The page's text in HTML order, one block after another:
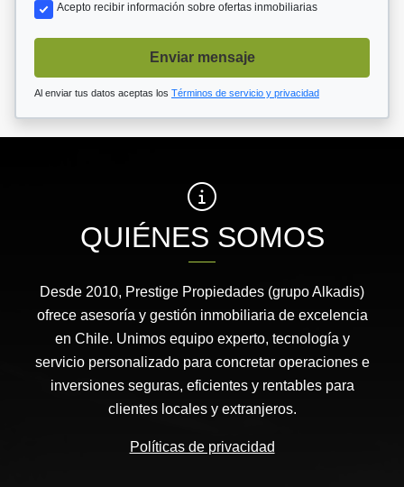
Acepto recibir información sobre ofertas inmobiliarias
Enviar mensaje
Al enviar tus datos aceptas los Términos de servicio y privacidad
QUIÉNES SOMOS
Desde 2010, Prestige Propiedades (grupo Alkadis)
ofrece asesoría y gestión inmobiliaria de excelencia
en Chile. Unimos equipo experto, tecnología y
servicio personalizado para concretar operaciones e
inversiones seguras, eficientes y rentables para
clientes locales y extranjeros.
Políticas de privacidad